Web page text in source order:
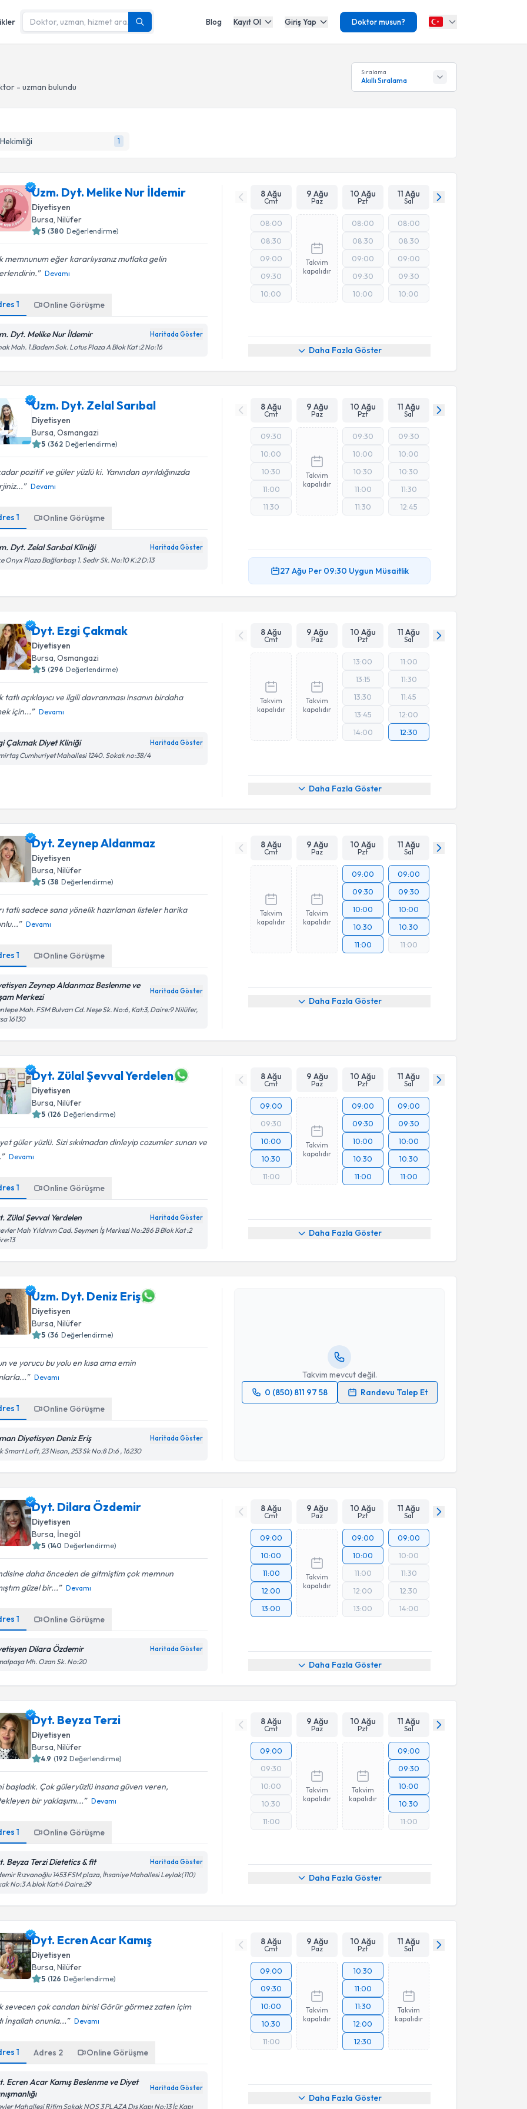
Blog Kayıt Ol Giriş Yap Doktor musun?
- uzman bulundu
Sıralama
Akıllı Sıralama
1
Uzm. Dyt. Melike Nur İldemir
Diyetisyen
Bursa, Nilüfer
5 (380 Değerlendirme)
memnunum eğer kararlıysanız mutlaka gelin
Devamı
1 Online Görüşme
Dyt. Melike Nur İldemir Haritada Göster
Mah. 1.Badem Sok. Lotus Plaza A Blok Kat :2 No:16
8 Ağu
Cmt
9 Ağu
Paz
10 Ağu
Pzt
11 Ağu
Sal
08:00
08:30
09:00
09:30
10:00
Takvim
kapalıdır
08:00
08:30
09:00
09:30
10:00
08:00
08:30
09:00
09:30
10:00
Daha Fazla Göster
Uzm. Dyt. Zelal Sarıbal
Diyetisyen
Bursa , Osmangazi
5 (362 Değerlendirme)
pozitif ve güler yüzlü ki. Yanından ayrıldığınızda
Devamı
1 Online Görüşme
Dyt. Zelal Sarıbal Kliniği Haritada Göster
Onyx Plaza Bağlarbaşı 1. Sedir Sk. No:10 K:2 D:13
8 Ağu
Cmt
9 Ağu
Paz
10 Ağu
Pzt
11 Ağu
Sal
09:30
10:00
10:30
11:00
11:30
Takvim
kapalıdır
09:30
10:00
10:30
11:00
11:30
09:30
10:00
10:30
11:30
12:45
27 Ağu Per 09:30 Uygun Müsaitlik
Dyt. Ezgi Çakmak
Diyetisyen
Bursa , Osmangazi
5 (296 Değerlendirme)
tatlı açıklayıcı ve ilgili davranması insanın birdaha
için...
Devamı
Çakmak Diyet Kliniği Haritada Göster
Cumhuriyet Mahallesi 1240. Sokak no:38/4
8 Ağu
Cmt
9 Ağu
Paz
10 Ağu
Pzt
11 Ağu
Sal
Takvim
kapalıdır
Takvim
kapalıdır
13:00
13:15
13:30
13:45
14:00
11:00
11:30
11:45
12:00
12:30
Daha Fazla Göster
Dyt. Zeynep Aldanmaz
Diyetisyen
Bursa, Nilüfer
5 (38 Değerlendirme)
tatlı sadece sana yönelik hazırlanan listeler harika
Devamı
1 Online Görüşme
Zeynep Aldanmaz Beslenme ve
Merkezi
Haritada Göster
Mah. FSM Bulvarı Cd. Neşe Sk. No:6, Kat:3, Daire:9 Nilüfer,
16130
8 Ağu
Cmt
9 Ağu
Paz
10 Ağu
Pzt
11 Ağu
Sal
Takvim
kapalıdır
Takvim
kapalıdır
09:00
09:30
10:00
10:30
11:00
09:00
09:30
10:00
10:30
11:00
Daha Fazla Göster
Dyt. Zülal Şevval Yerdelen
Diyetisyen
Bursa, Nilüfer
5 (126 Değerlendirme)
güler yüzlü. Sizi sıkılmadan dinleyip cozumler sunan ve
Devamı
1 Online Görüşme
Zülal Şevval Yerdelen Haritada Göster
Mah Yıldırım Cad. Seymen İş Merkezi No:286 B Blok Kat :2
8 Ağu
Cmt
9 Ağu
Paz
10 Ağu
Pzt
11 Ağu
Sal
09:00
09:30
10:00
10:30
11:00
Takvim
kapalıdır
09:00
09:30
10:00
10:30
11:00
09:00
09:30
10:00
10:30
11:00
Daha Fazla Göster
Uzm. Dyt. Deniz Eriş
Diyetisyen
Bursa, Nilüfer
5 (36 Değerlendirme)
ve yorucu bu yolu en kısa ama emin
Devamı
1 Online Görüşme
Diyetisyen Deniz Eriş Haritada Göster
Smart Loft, 23 Nisan, 253 Sk No:8 D:6 , 16230
Takvim mevcut değil.
0 (850) 811 97 58
Randevu Talep Et
Takvim Talebini Gönder
Dyt. Dilara Özdemir
Diyetisyen
Bursa, İnegöl
5 (140 Değerlendirme)
daha önceden de gitmiştim çok memnun
güzel bir...
Devamı
1 Online Görüşme
Dilara Özdemir Haritada Göster
Mh. Ozan Sk. No:20
8 Ağu
Cmt
9 Ağu
Paz
10 Ağu
Pzt
11 Ağu
Sal
09:00
10:00
11:00
12:00
13:00
Takvim
kapalıdır
09:00
10:00
11:00
12:00
13:00
09:00
10:00
11:30
12:30
14:00
Daha Fazla Göster
Dyt. Beyza Terzi
Diyetisyen
Bursa , Nilüfer
4.9 (192 Değerlendirme)
başladık. Çok güleryüzlü insana güven veren,
bir yaklaşımı...
Devamı
1 Online Görüşme
Beyza Terzi Dietetics & fit Haritada Göster
Rızvanoğlu 1453 FSM plaza, İhsaniye Mahallesi Leylak(110)
No:3 A blok Kat:4 Daire:29
8 Ağu
Cmt
9 Ağu
Paz
10 Ağu
Pzt
11 Ağu
Sal
09:00
09:30
10:00
10:30
11:00
Takvim
kapalıdır
Takvim
kapalıdır
09:00
09:30
10:00
10:30
11:00
Daha Fazla Göster
Dyt. Ecren Acar Kamış
Diyetisyen
Bursa , Nilüfer
5 (126 Değerlendirme)
sevecen çok candan birisi Görür görmez zaten içim
İnşallah onunla...
Devamı
1 Adres 2 Online Görüşme
Ecren Acar Kamış Beslenme ve Diyet
Haritada Göster
Mahallesi Ritim Sokak NOS 3 PLAZA Dış Kapı No:13 İç Kapı
8 Ağu
Cmt
9 Ağu
Paz
10 Ağu
Pzt
11 Ağu
Sal
09:00
09:30
10:00
10:30
11:00
Takvim
kapalıdır
10:30
11:00
11:30
12:00
12:30
Takvim
kapalıdır
Daha Fazla Göster